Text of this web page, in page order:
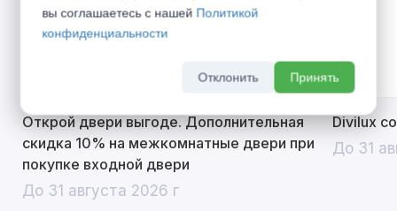
Открой двери выгоде. Дополнительная
скидка 10% на межкомнатные двери при
покупке входной двери
До 31 августа 2026 г
Divilux
До 31
вы соглашаетесь с нашей Политикой
конфиденциальности
Отклонить Принять